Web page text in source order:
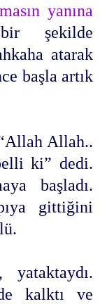
yanına
şekilde
atarak
başla artık
Allah..
ki” dedi.
başladı.
gittiğini
kalktı ve